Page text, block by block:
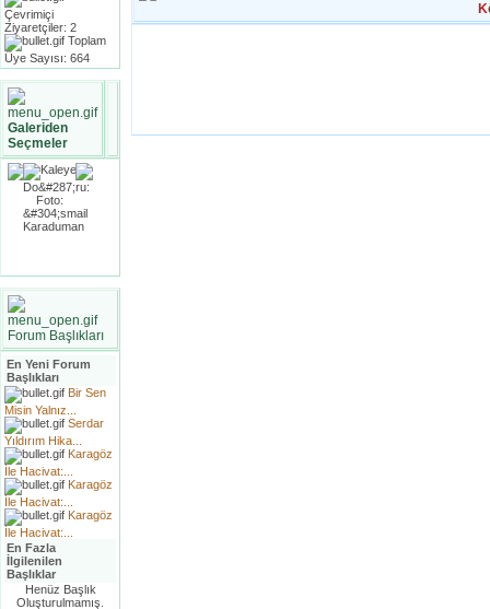
Çevrimiçi
Ziyaretçiler: 2
Toplam
Üye Sayısı: 664
Galeriden
Seçmeler
Forum Başlıkları
En Yeni Forum
Başlıkları
Bir Sen
Misin Yalnız...
Serdar
Yıldırım Hika...
Karagöz
İle Hacivat:...
Karagöz
İle Hacivat:...
Karagöz
İle Hacivat:...
En Fazla
İlgilenilen
Başlıklar
Henüz Başlık
Oluşturulmamış.